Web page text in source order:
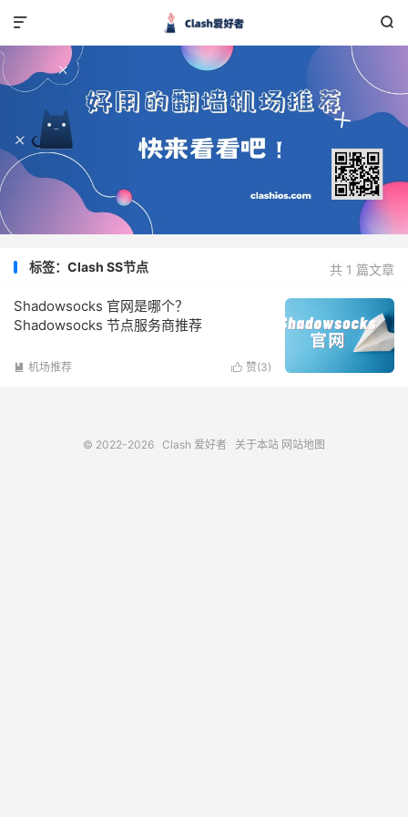


共 1 篇文章
标签：Clash SS节点
Shadowsocks 官网是哪个？
Shadowsocks 节点服务商推荐
 赞(3)
 机场推荐
© 2022-2026 Clash 爱好者 关于本站 网站地图